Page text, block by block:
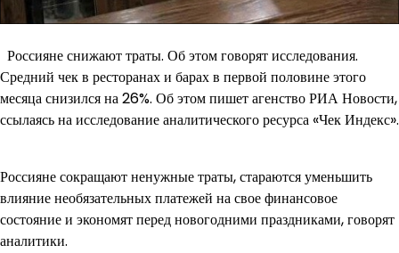
Россияне снижают траты. Об этом говорят исследования.
Средний чек в ресторанах и барах в первой половине этого
месяца снизился на 26%. Об этом пишет агенство РИА Новости,
ссылаясь на исследование аналитического ресурса «Чек Индекс».
Россияне сокращают ненужные траты, стараются уменьшить
влияние необязательных платежей на свое финансовое
состояние и экономят перед новогодними праздниками, говорят
аналитики.